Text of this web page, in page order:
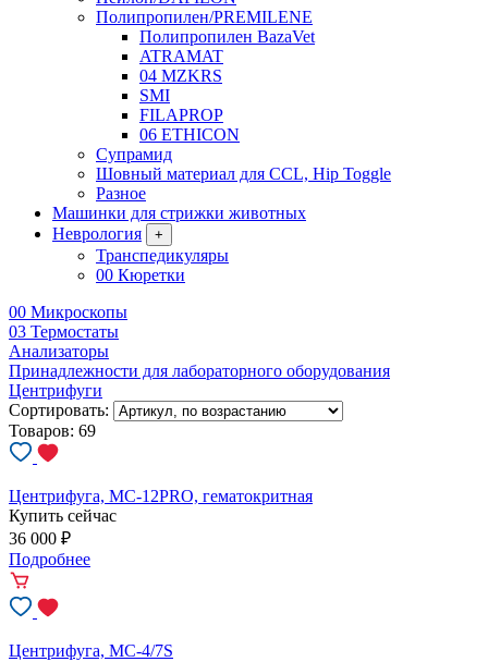
Полипропилен/PREMILENE
Полипропилен BazaVet
ATRAMAT
04 MZKRS
SMI
FILAPROP
06 ETHICON
Супрамид
Шовный материал для CCL, Hip Toggle
Разное
Машинки для стрижки животных
Неврология
+
Транспедикуляры
00 Кюретки
00 Микроскопы
03 Термостаты
Анализаторы
Принадлежности для лабораторного оборудования
Центрифуги
Сортировать:
Товаров: 69
Центрифуга, MC-12PRO, гематокритная
Купить сейчас
36 000 ₽
Подробнее
Центрифуга, MC-4/7S